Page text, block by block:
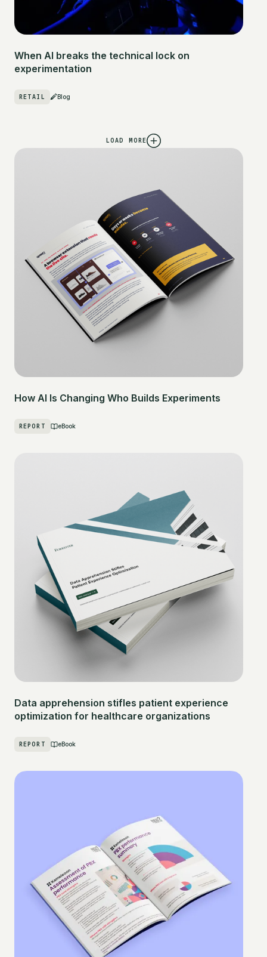
When AI breaks the technical lock on
experimentation
RETAIL Blog
LOAD MORE
How AI Is Changing Who Builds Experiments
REPORT eBook
Data apprehension stifles patient experience
optimization for healthcare organizations
REPORT eBook